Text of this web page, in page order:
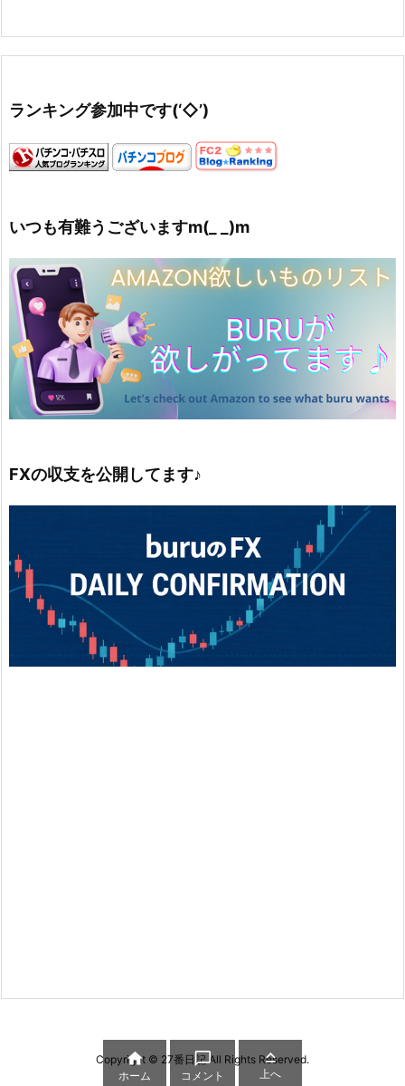
ランキング参加中です(‘◇’)ゞ
いつも有難うございますm(_ _)m
FXの収支を公開してます♪
Copyright © 27番日記All Rights Reserved.

ホーム

コメント

上へ